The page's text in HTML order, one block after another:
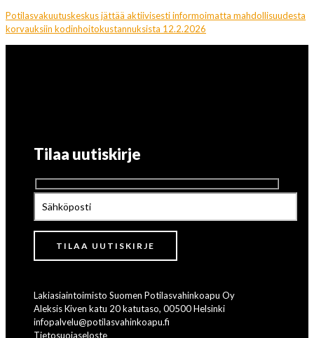
Potilasvakuutuskeskus jättää aktiivisesti informoimatta mahdollisuudesta
korvauksiin kodinhoitokustannuksista 12.2.2026
Tilaa uutiskirje
Lakiasiaintoimisto Suomen Potilasvahinkoapu Oy
Aleksis Kiven katu 20 katutaso, 00500 Helsinki
infopalvelu@potilasvahinkoapu.fi
Tietosuojaseloste